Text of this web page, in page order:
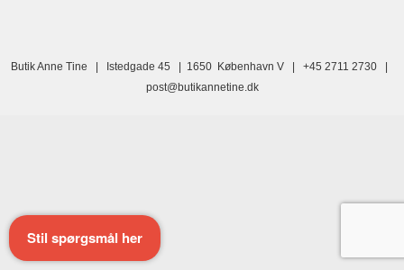
Butik Anne Tine | Istedgade 45 | 1650 København V | +45 2711 2730 |
post@butikannetine.dk
Stil spørgsmål her